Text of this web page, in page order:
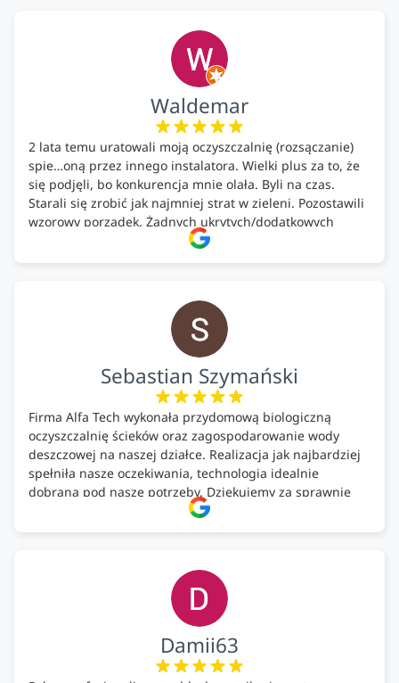
ekologicznych rozwiązań!🍀
Waldemar
2 lata temu uratowali moją oczyszczalnię (rozsączanie)
spie…oną przez innego instalatora. Wielki plus za to, że
się podjęli, bo konkurencja mnie olała. Byli na czas.
Starali się zrobić jak najmniej strat w zieleni. Pozostawili
wzorowy porządek. Żadnych ukrytych/dodatkowych
kosztów. Zaskoczenie. Kontakt bardzo OK. Obsługa
pomontażowa również OK. A ich środki do oczyszczalni –
Sebastian Szymański
Firma Alfa Tech wykonała przydomową biologiczną
oczyszczalnię ścieków oraz zagospodarowanie wody
deszczowej na naszej działce. Realizacja jak najbardziej
spełniła nasze oczekiwania, technologia idealnie
dobrana pod nasze potrzeby. Dziękujemy za sprawnie
wykonany montaż w świetnej atmosferze! Polecam!
Damii63